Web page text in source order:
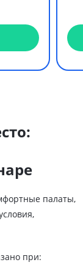
палаты,
при: